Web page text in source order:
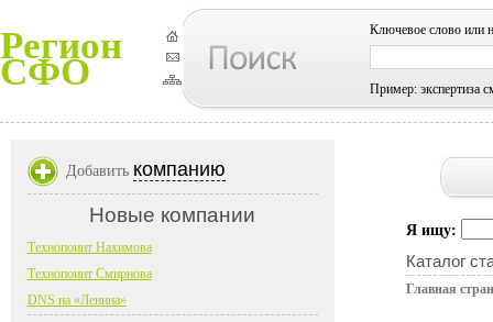
Регион
СФО
Ключевое слово или
Пример: экспертиза
Я ищу:
Каталог
Главная
Добавить компанию
Новые компании
Технопоинт Нахимова
Технопоинт Смирнова
DNS на «Ленина»